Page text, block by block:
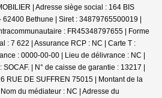
| Adresse siège social : 164 BIS
62400 Bethune | Siret : 34879765500019 |
: FR45348797655 | Forme
: 7 622 | Assurance RCP : NC | Carte T :
: 0000-00-00 | Lieu de délivrance : NC |
| N° de caisse de garantie : 13217 |
RUE DE SUFFREN 75015 | Montant de la
du médiateur : NC | Adresse du